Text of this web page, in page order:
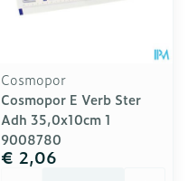
Cosmopor
Cosmopor E Verb Ster
Adh 35,0x10cm 1
9008780
€ 2,06